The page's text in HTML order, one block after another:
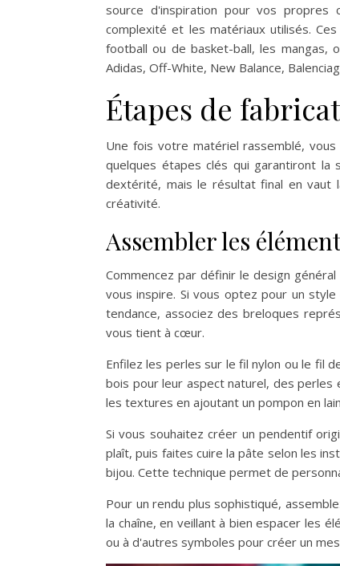
source d'inspiration pour vos propres
complexité et les matériaux utilisés.
football ou de basket-ball, les mangas,
Adidas, Off-White, New Balance,
Étapes de
Une fois votre matériel rassemblé,
quelques étapes clés qui garantiront
dextérité, mais le résultat final en vaut
créativité.
Assembler les
Commencez par définir le design
vous inspire. Si vous optez pour un
tendance, associez des breloques
vous tient à cœur.
Enfilez les perles sur le fil nylon ou le fil
bois pour leur aspect naturel, des
les textures en ajoutant un pompon en
Si vous souhaitez créer un pendentif
plaît, puis faites cuire la pâte selon les
bijou. Cette technique permet de
Pour un rendu plus sophistiqué,
la chaîne, en veillant à bien espacer les
ou à d'autres symboles pour créer un